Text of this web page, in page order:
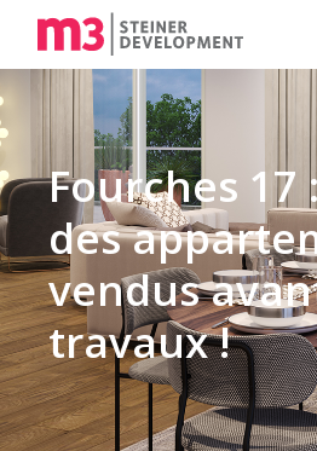
Fourches 17
des
vendus
travaux !